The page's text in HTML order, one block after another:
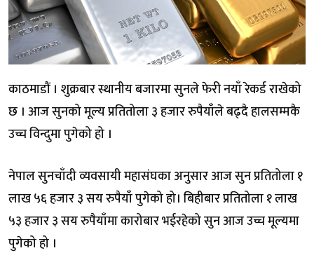
काठमाडौं । शुक्रबार स्थानीय बजारमा सुनले फेरी नयाँ रेकर्ड राखेको
छ । आज सुनको मूल्य प्रतितोला ३ हजार रुपैयाँले बढ्दै हालसम्मकै
उच्च विन्दुमा पुगेको हो ।
नेपाल सुनचाँदी व्यवसायी महासंघका अनुसार आज सुन प्रतितोला १
लाख ५६ हजार ३ सय रुपैयाँ पुगेको हो। बिहीबार प्रतितोला १ लाख
५३ हजार ३ सय रुपैयाँमा कारोबार भईरहेको सुन आज उच्च मूल्यमा
पुगेको हो ।